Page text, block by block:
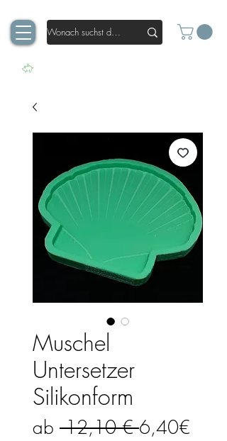
Muschel
Untersetzer
Silikonform
ab 12,10 € 6,40€